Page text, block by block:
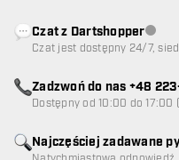
Najczęściej zadawane
Czat z Dartshopper
Czat jest dostępny 24/7,
Zadzwoń do nas +48
Dostępny od 10:00 do 17:00